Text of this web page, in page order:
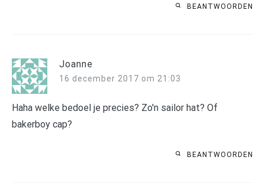
BEANTWOORDEN
Joanne
16 december 2017 om 21:03
Haha welke bedoel je precies? Zo'n sailor hat? Of
bakerboy cap?
BEANTWOORDEN